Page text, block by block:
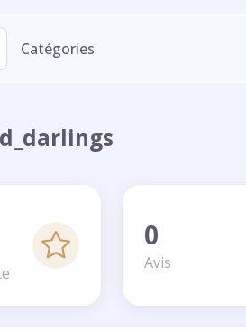
Catégories
0
Avis